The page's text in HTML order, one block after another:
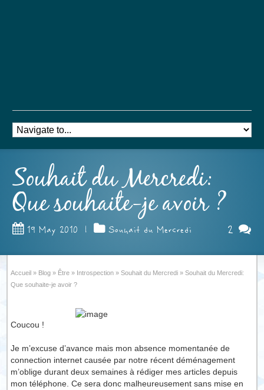
Souhait du Mercredi:
Que souhaite-je avoir ?
19 May 2010 | Souhait du Mercredi 2
Accueil » Blog » Être » Introspection » Souhait du Mercredi » Souhait du Mercredi:
Que souhaite-je avoir ?
Coucou !
Je m’excuse d’avance mais mon absence momentanée de
connection internet causée par notre récent déménagement
m’oblige durant deux semaines à rédiger mes articles depuis
mon téléphone. Ce sera donc malheureusement sans mise en